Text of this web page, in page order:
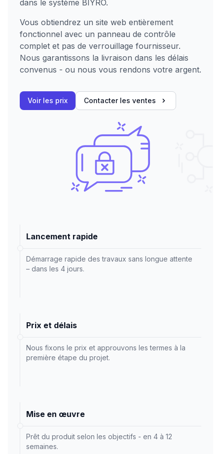
dans le système BIYRO.
Vous obtiendrez un site web entièrement
fonctionnel avec un panneau de contrôle
complet et pas de verrouillage fournisseur.
Nous garantissons la livraison dans les délais
convenus - ou nous vous rendons votre argent.
Voir les prix Contacter les ventes
Lancement rapide
Démarrage rapide des travaux sans longue attente
– dans les 4 jours.
Prix et délais
Nous fixons le prix et approuvons les termes à la
première étape du projet.
Mise en œuvre
Prêt du produit selon les objectifs - en 4 à 12
semaines.